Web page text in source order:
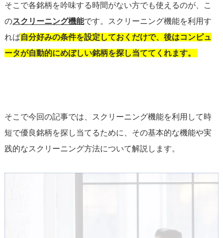
そこで各銘柄を吟味する時間がない方でも使えるのが、こ
のスクリーニング機能です。スクリーニング機能を利用す
れば自分好みの条件を設定しておくだけで、後はコンピュ
ータが自動的にめぼしい銘柄を探し当ててくれます。
そこで今回の記事では、スクリーニング機能を利用して時
短で優良銘柄を探し当てるために、その基本的な機能や実
践的なスクリーニング方法について解説します。